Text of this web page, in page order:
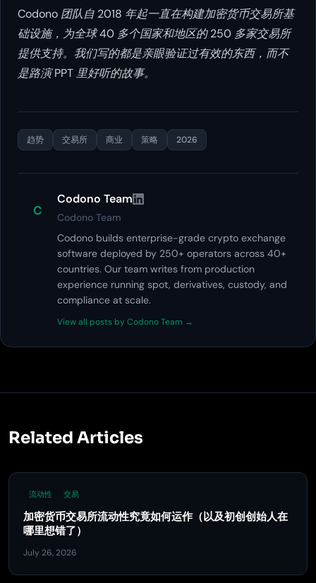
Codono 团队自 2018 年起一直在构建加密货币交易所基
础设施，为全球 40 多个国家和地区的 250 多家交易所
提供支持。我们写的都是亲眼验证过有效的东西，而不
是路演 PPT 里好听的故事。
趋势 交易所 商业 策略 2026
C
Codono Team
Codono Team
Codono builds enterprise-grade crypto exchange
software deployed by 250+ operators across 40+
countries. Our team writes from production
experience running spot, derivatives, custody, and
compliance at scale.
View all posts by Codono Team →
Related Articles
流动性 交易
加密货币交易所流动性究竟如何运作（以及初创创始人在
哪里想错了）
July 26, 2026